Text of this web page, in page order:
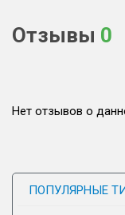
Отзывы 0
Нет отзывов о
ПОПУЛЯРНЫЕ